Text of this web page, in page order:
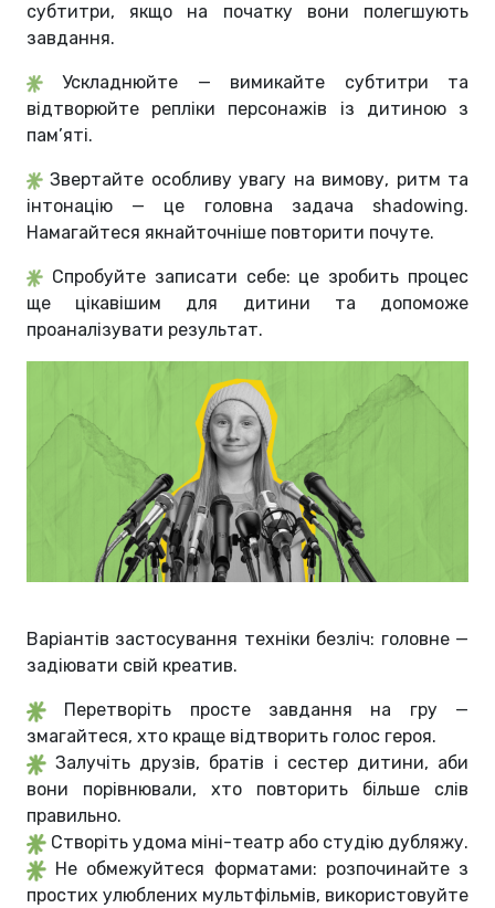
субтитри, якщо на початку вони полегшують
завдання.
Ускладнюйте — вимикайте субтитри та
відтворюйте репліки персонажів із дитиною з
пам’яті.
Звертайте особливу увагу на вимову, ритм та
інтонацію — це головна задача shadowing.
Намагайтеся якнайточніше повторити почуте.
Спробуйте записати себе: це зробить процес
ще цікавішим для дитини та допоможе
проаналізувати результат.
Варіантів застосування техніки безліч: головне —
задіювати свій креатив.
Перетворіть просте завдання на гру —
змагайтеся, хто краще відтворить голос героя.
Залучіть друзів, братів і сестер дитини, аби
вони порівнювали, хто повторить більше слів
правильно.
Створіть удома міні-театр або студію дубляжу.
Не обмежуйтеся форматами: розпочинайте з
простих улюблених мультфільмів, використовуйте